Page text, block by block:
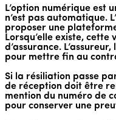
L’option numérique est
n’est pas automatique.
proposer une
Lorsqu’elle existe,
d’assurance.
pour mettre fin au
Si la résiliation passe
de réception doit être
mention du numéro de
pour conserver une